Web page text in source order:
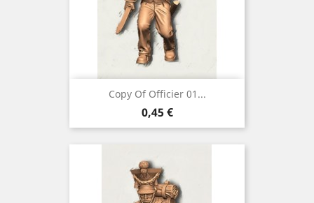
Copy Of Officier 01...
Preço
0,45 €